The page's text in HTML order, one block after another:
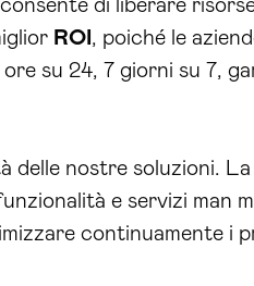
consente di liberare
ROI , poiché le
su 24, 7 giorni su 7,
delle nostre soluzioni.
e servizi man
continuamente i